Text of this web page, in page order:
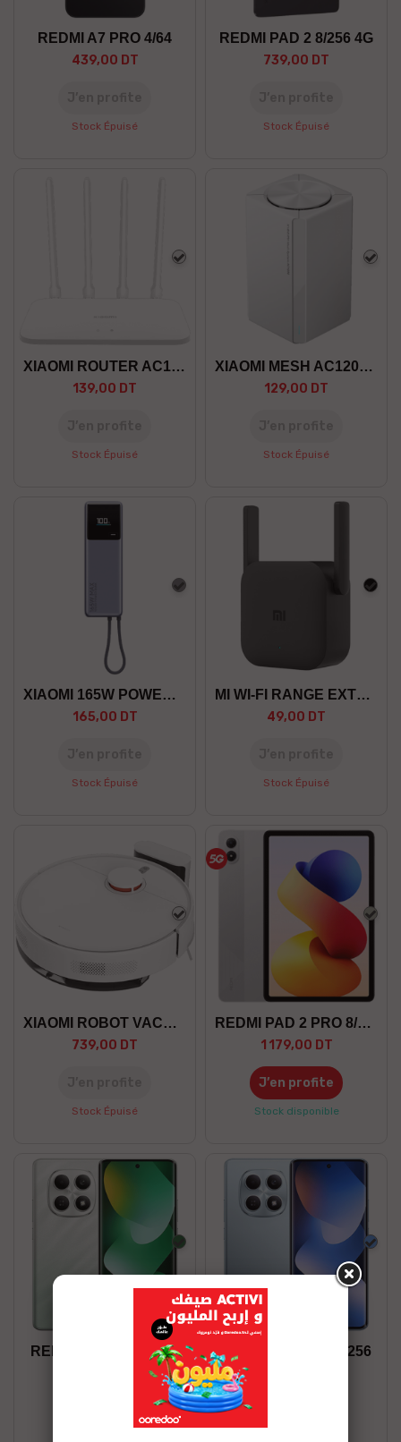
REDMI A7 PRO 4/64
439,00 DT
Stock Épuisé
REDMI PAD 2 8/256 4G
739,00 DT
Stock Épuisé
XIAOMI ROUTER AC1200
139,00 DT
Blanc
Stock Épuisé
XIAOMI MESH AC1200 PACK 1
129,00 DT
Stock Épuisé
XIAOMI 165W POWER BANK...
165,00 DT
Gris
Stock Épuisé
MI WI-FI RANGE EXTENDER PRO
49,00 DT
Noir
Stock Épuisé
XIAOMI ROBOT VACUUM S40C EU
739,00 DT
Blanc
Stock Épuisé
REDMI PAD 2 PRO 8/256 5G
1 179,00 DT
J’en profite
Stock disponible
REDMI NOTE 15 6/128
Vert
REDMI NOTE 15 8/256
Bleu